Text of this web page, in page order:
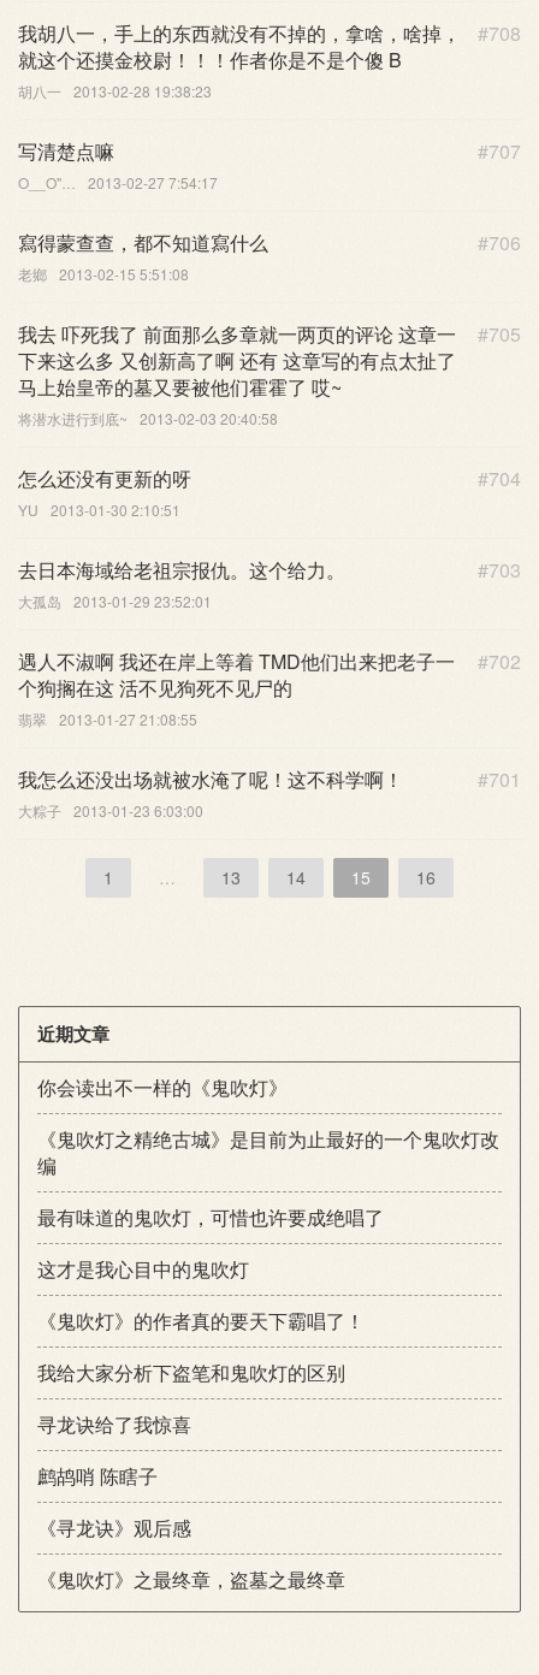
#708
我胡八一，手上的东西就没有不掉的，拿啥，啥掉，
就这个还摸金校尉！！！作者你是不是个傻 B
胡八一 2013-02-28 19:38:23
#707
写清楚点嘛
O__O"… 2013-02-27 7:54:17
#706
寫得蒙查查，都不知道寫什么
老鄉 2013-02-15 5:51:08
#705
我去 吓死我了 前面那么多章就一两页的评论 这章一
下来这么多 又创新高了啊 还有 这章写的有点太扯了
马上始皇帝的墓又要被他们霍霍了 哎~
将潜水进行到底~ 2013-02-03 20:40:58
#704
怎么还没有更新的呀
YU 2013-01-30 2:10:51
#703
去日本海域给老祖宗报仇。这个给力。
大孤岛 2013-01-29 23:52:01
#702
遇人不淑啊 我还在岸上等着 TMD他们出来把老子一
个狗搁在这 活不见狗死不见尸的
翡翠 2013-01-27 21:08:55
#701
我怎么还没出场就被水淹了呢！这不科学啊！
大粽子 2013-01-23 6:03:00
1 … 13 14 15 16
近期文章
你会读出不一样的《鬼吹灯》
《鬼吹灯之精绝古城》是目前为止最好的一个鬼吹灯改
编
最有味道的鬼吹灯，可惜也许要成绝唱了
这才是我心目中的鬼吹灯
《鬼吹灯》的作者真的要天下霸唱了！
我给大家分析下盗笔和鬼吹灯的区别
寻龙诀给了我惊喜
鹧鸪哨 陈瞎子
《寻龙诀》观后感
《鬼吹灯》之最终章，盗墓之最终章